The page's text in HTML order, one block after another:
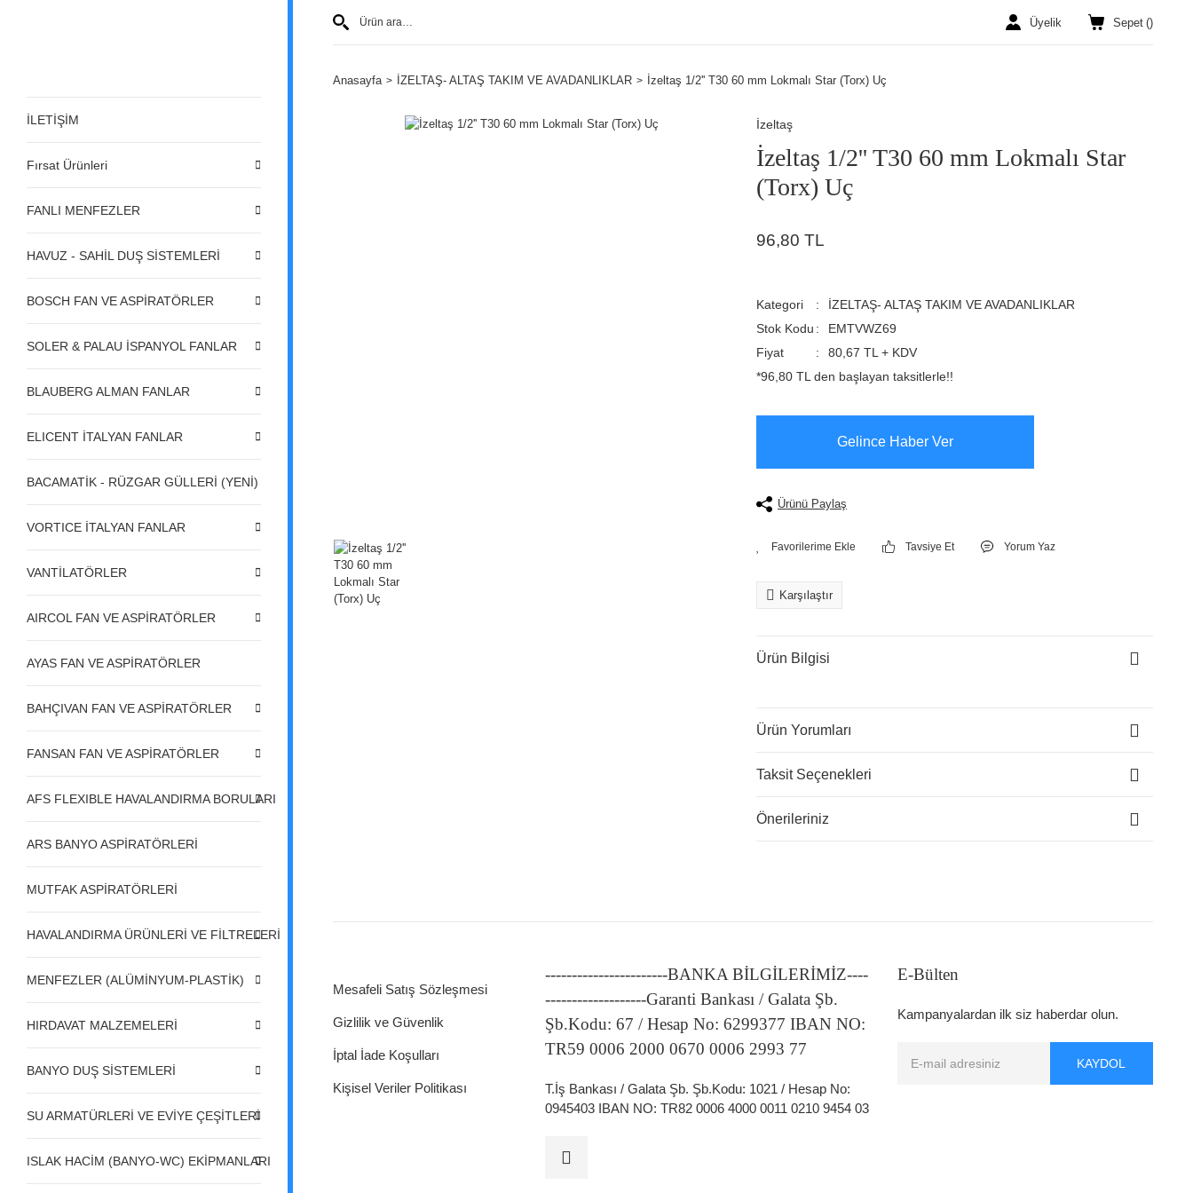
İLETİŞİM
Fırsat Ürünleri
FANLI MENFEZLER
HAVUZ - SAHİL DUŞ SİSTEMLERİ
BOSCH FAN VE ASPİRATÖRLER
SOLER & PALAU İSPANYOL FANLAR
BLAUBERG ALMAN FANLAR
ELICENT İTALYAN FANLAR
BACAMATİK - RÜZGAR GÜLLERİ (YENİ)
VORTICE İTALYAN FANLAR
VANTİLATÖRLER
AIRCOL FAN VE ASPİRATÖRLER
AYAS FAN VE ASPİRATÖRLER
BAHÇIVAN FAN VE ASPİRATÖRLER
FANSAN FAN VE ASPİRATÖRLER
AFS FLEXIBLE HAVALANDIRMA BORULARI
ARS BANYO ASPİRATÖRLERİ
MUTFAK ASPİRATÖRLERİ
HAVALANDIRMA ÜRÜNLERİ VE FİLTRELERİ
MENFEZLER (ALÜMİNYUM-PLASTİK)
HIRDAVAT MALZEMELERİ
BANYO DUŞ SİSTEMLERİ
SU ARMATÜRLERİ VE EVİYE ÇEŞİTLERİ
ISLAK HACİM (BANYO-WC) EKİPMANLARI
Üyelik Sepet ()
Anasayfa İZELTAŞ- ALTAŞ TAKIM VE AVADANLIKLAR İzeltaş 1/2'' T30 60 mm Lokmalı Star (Torx) Uç
İzeltaş
İzeltaş 1/2'' T30 60 mm Lokmalı Star
(Torx) Uç
96,80 TL
Kategori
İZELTAŞ- ALTAŞ TAKIM VE AVADANLIKLAR
Stok Kodu
EMTVWZ69
Fiyat
80,67 TL + KDV
*96,80 TL den başlayan taksitlerle!!
Gelince Haber Ver
Ürünü Paylaş
Tavsiye Et Yorum Yaz
Karşılaştır
Ürün Bilgisi
Ürün Yorumları
Taksit Seçenekleri
Önerileriniz
Mesafeli Satış Sözleşmesi
Gizlilik ve Güvenlik
İptal İade Koşulları
Kişisel Veriler Politikası
-----------------------BANKA BİLGİLERİMİZ----
-------------------Garanti Bankası / Galata Şb.
Şb.Kodu: 67 / Hesap No: 6299377 IBAN NO:
TR59 0006 2000 0670 0006 2993 77
T.İş Bankası / Galata Şb. Şb.Kodu: 1021 / Hesap No:
0945403 IBAN NO: TR82 0006 4000 0011 0210 9454 03
E-Bülten
Kampanyalardan ilk siz haberdar olun.
KAYDOL